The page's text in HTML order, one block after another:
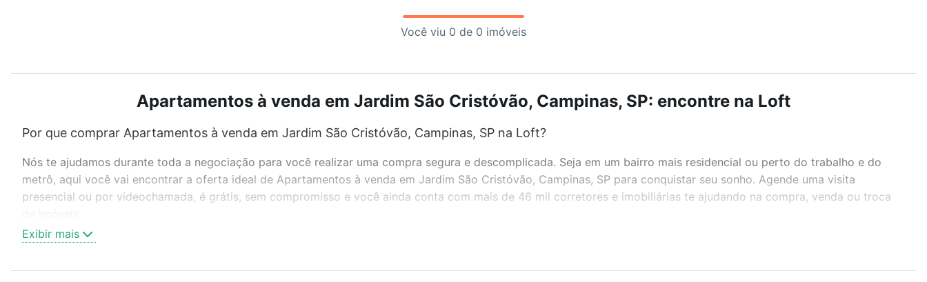
Você viu 0 de 0 imóveis
Apartamentos à venda em Jardim São Cristóvão, Campinas, SP: encontre na Loft
Por que comprar Apartamentos à venda em Jardim São Cristóvão, Campinas, SP na Loft?
Nós te ajudamos durante toda a negociação para você realizar uma compra segura e descomplicada. Seja em um bairro mais residencial ou perto do trabalho e do
metrô, aqui você vai encontrar a oferta ideal de Apartamentos à venda em Jardim São Cristóvão, Campinas, SP para conquistar seu sonho. Agende uma visita
presencial ou por videochamada, é grátis, sem compromisso e você ainda conta com mais de 46 mil corretores e imobiliárias te ajudando na compra, venda ou troca
Como escolher um imóvel?
Use barra de busca no topo para pesquisar por ruas, bairros e até condomínios favoritos. Você também pode usar os filtros como quantidade de quartos, suítes, com
Exibir mais